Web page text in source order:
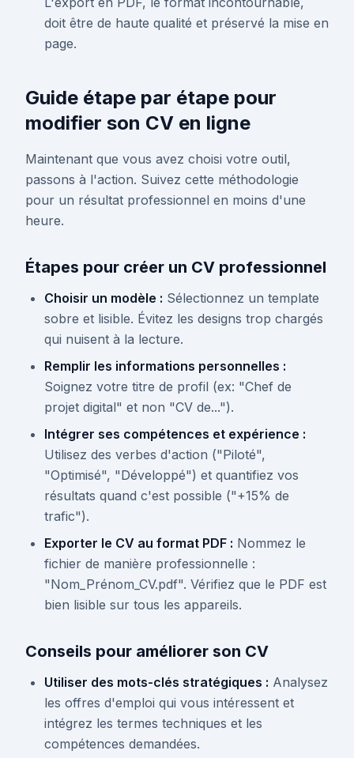
doit être de haute qualité et préservé la mise en
page.
Guide étape par étape pour
modifier son CV en ligne
Maintenant que vous avez choisi votre outil,
passons à l'action. Suivez cette méthodologie
pour un résultat professionnel en moins d'une
heure.
Étapes pour créer un CV professionnel
Choisir un modèle : Sélectionnez un template
sobre et lisible. Évitez les designs trop chargés
qui nuisent à la lecture.
Remplir les informations personnelles :
Soignez votre titre de profil (ex: "Chef de
projet digital" et non "CV de...").
Intégrer ses compétences et expérience :
Utilisez des verbes d'action ("Piloté",
"Optimisé", "Développé") et quantifiez vos
résultats quand c'est possible ("+15% de
trafic").
Exporter le CV au format PDF : Nommez le
fichier de manière professionnelle :
"Nom_Prénom_CV.pdf". Vérifiez que le PDF est
bien lisible sur tous les appareils.
Conseils pour améliorer son CV
Utiliser des mots-clés stratégiques : Analysez
les offres d'emploi qui vous intéressent et
intégrez les termes techniques et les
compétences demandées.